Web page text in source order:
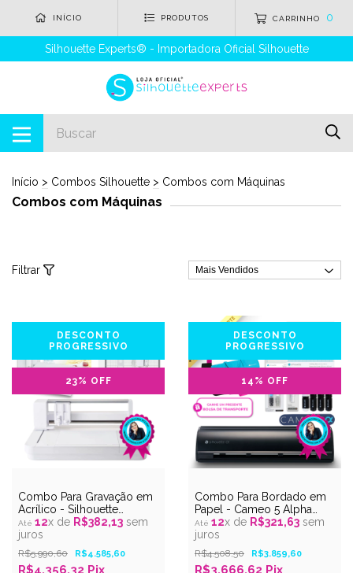
INÍCIO PRODUTOS CARRINHO 0
Silhouette Experts® - Importadora Oficial Silhouette
Início > Combos Silhouette > Combos com Máquinas
Combos com Máquinas
Filtrar
DESCONTO
PROGRESSIVO
23% OFF
Combo Para Gravação em
Acrílico - Silhouette
Experts
12x de R$382,13 sem
juros
R$5.990,60 R$4.585,60
R$4.356,32 Pix
DESCONTO
PROGRESSIVO
14 % OFF
Combo Para Bordado em
Papel - Cameo 5 Alpha
Preto Fosco - Silhouette
Experts
12x de R$321,63 sem
juros
R$4.508,50 R$3.859,60
R$3.666,62 Pix